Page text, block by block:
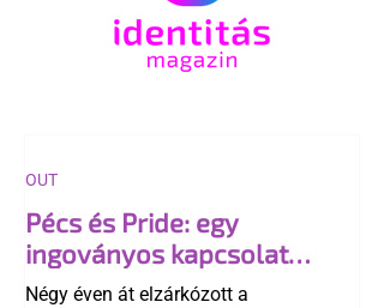
Pécs és Pride: egy
ingoványos kapcsolat
története
Négy éven át elzárkózott a
OUT